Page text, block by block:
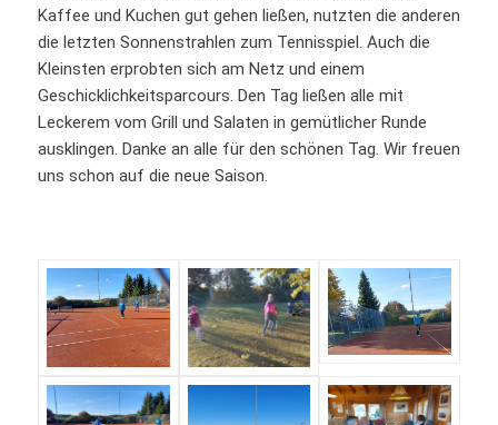
Kaffee und Kuchen gut gehen ließen, nutzten die anderen
die letzten Sonnenstrahlen zum Tennisspiel. Auch die
Kleinsten erprobten sich am Netz und einem
Geschicklichkeitsparcours. Den Tag ließen alle mit
Leckerem vom Grill und Salaten in gemütlicher Runde
ausklingen. Danke an alle für den schönen Tag. Wir freuen
uns schon auf die neue Saison.